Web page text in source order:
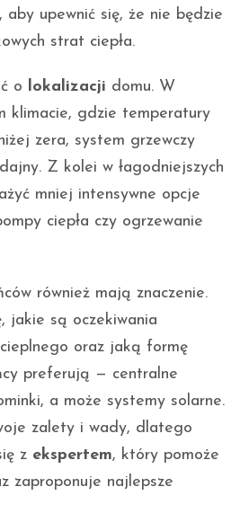
aby upewnić się, że nie będzie
strat ciepła.
o lokalizacji domu. W
klimacie, gdzie temperatury
zera, system grzewczy
Z kolei w łagodniejszych
mniej intensywne opcje
ciepła czy ogrzewanie
również mają znaczenie.
jakie są oczekiwania
oraz jaką formę
preferują — centralne
a może systemy solarne.
zalety i wady, dlatego
z ekspertem, który pomoże
zaproponuje najlepsze